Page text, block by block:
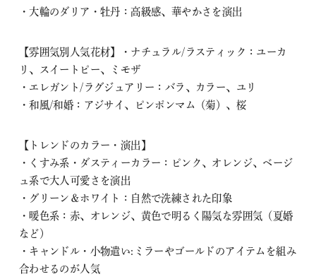
・大輪のダリア・牡丹：高級感、華やかさを演出
【雰囲気別人気花材】・ナチュラル/ラスティック：ユーカ
リ、スイートピー、ミモザ
・エレガント/ラグジュアリー：バラ、カラー、ユリ
・和風/和婚：アジサイ、ピンポンマム（菊）、桜
【トレンドのカラー・演出】
・くすみ系・ダスティーカラー：ピンク、オレンジ、ベージ
ュ系で大人可愛さを演出
・グリーン＆ホワイト：自然で洗練された印象
・暖色系：赤、オレンジ、黄色で明るく陽気な雰囲気（夏婚
など）
・キャンドル・小物遣い:ミラーやゴールドのアイテムを組み
合わせるのが人気